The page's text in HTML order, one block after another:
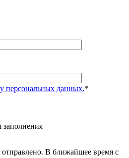
персональных данных.*
заполнения
В ближайшее время с